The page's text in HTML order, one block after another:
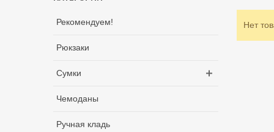
Рекомендуем!
Рюкзаки
Сумки
Чемоданы
Ручная кладь
Нет